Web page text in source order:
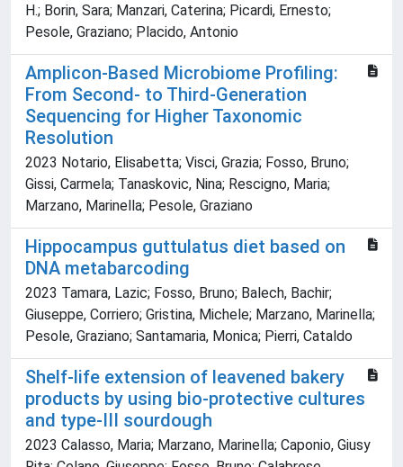
H.; Borin, Sara; Manzari, Caterina; Picardi, Ernesto;
Pesole, Graziano; Placido, Antonio
Amplicon-Based Microbiome Profiling:
From Second- to Third-Generation
Sequencing for Higher Taxonomic
Resolution
2023 Notario, Elisabetta; Visci, Grazia; Fosso, Bruno;
Gissi, Carmela; Tanaskovic, Nina; Rescigno, Maria;
Marzano, Marinella; Pesole, Graziano
Hippocampus guttulatus diet based on
DNA metabarcoding
2023 Tamara, Lazic; Fosso, Bruno; Balech, Bachir;
Giuseppe, Corriero; Gristina, Michele; Marzano, Marinella;
Pesole, Graziano; Santamaria, Monica; Pierri, Cataldo
Shelf-life extension of leavened bakery
products by using bio-protective cultures
and type-III sourdough
2023 Calasso, Maria; Marzano, Marinella; Caponio, Giusy